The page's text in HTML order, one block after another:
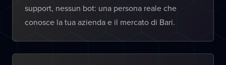
support, nessun bot: una persona reale che
conosce la tua azienda e il mercato di Bari.